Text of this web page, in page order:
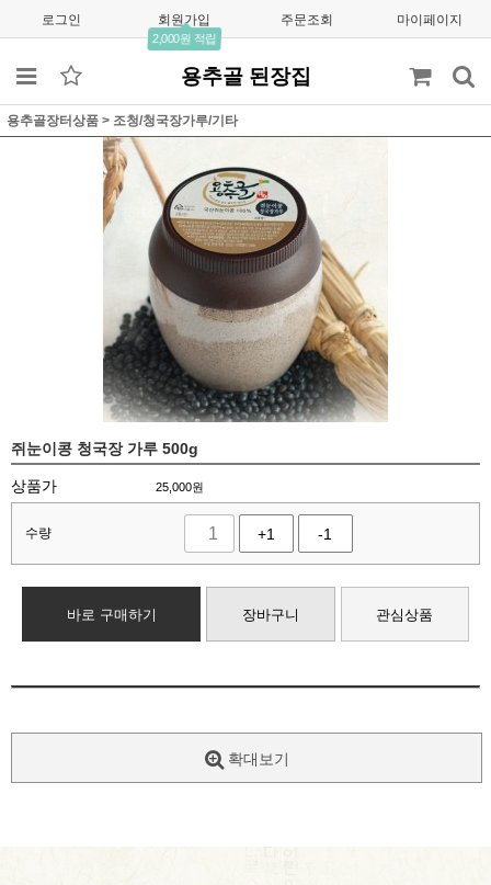
로그인 회원가입
2,000원 적립
주문조회 마이페이지
용추골 된장집
용추골장터상품 > 조청/청국장가루/기타
쥐눈이콩 청국장 가루 500g
상품가 25,000원
수량 +1 -1
바로 구매하기 장바구니 관심상품
확대보기